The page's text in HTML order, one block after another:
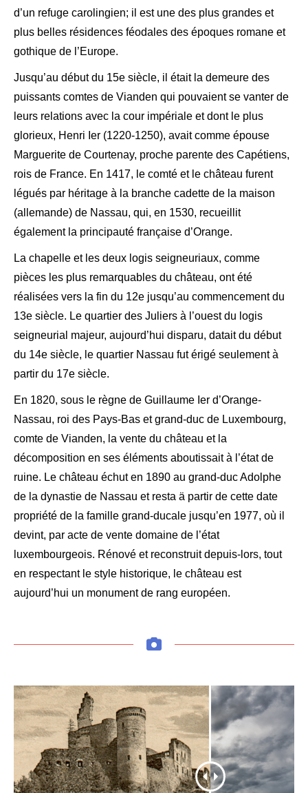
d’un refuge carolingien; il est une des plus grandes et
plus belles résidences féodales des époques romane et
gothique de l’Europe.
Jusqu’au début du 15e siècle, il était la demeure des
puissants comtes de Vianden qui pouvaient se vanter de
leurs relations avec la cour impériale et dont le plus
glorieux, Henri Ier (1220-1250), avait comme épouse
Marguerite de Courtenay, proche parente des Capétiens,
rois de France. En 1417, le comté et le château furent
légués par héritage à la branche cadette de la maison
(allemande) de Nassau, qui, en 1530, recueillit
également la principauté française d’Orange.
La chapelle et les deux logis seigneuriaux, comme
pièces les plus remarquables du château, ont été
réalisées vers la fin du 12e jusqu’au commencement du
13e siècle. Le quartier des Juliers à l’ouest du logis
seigneurial majeur, aujourd’hui disparu, datait du début
du 14e siècle, le quartier Nassau fut érigé seulement à
partir du 17e siècle.
En 1820, sous le règne de Guillaume Ier d’Orange-
Nassau, roi des Pays-Bas et grand-duc de Luxembourg,
comte de Vianden, la vente du château et la
décomposition en ses éléments aboutissait à l’état de
ruine. Le château échut en 1890 au grand-duc Adolphe
de la dynastie de Nassau et resta ä partir de cette date
propriété de la famille grand-ducale jusqu’en 1977, où il
devint, par acte de vente domaine de l’état
luxembourgeois. Rénové et reconstruit depuis-lors, tout
en respectant le style historique, le château est
aujourd’hui un monument de rang européen.